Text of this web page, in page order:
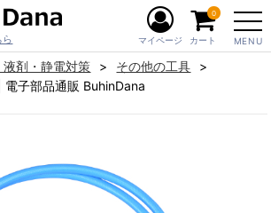
ら MENU
マイページ カート
0
液剤・静電対策
その他の工具
子部品通販 BuhinDana